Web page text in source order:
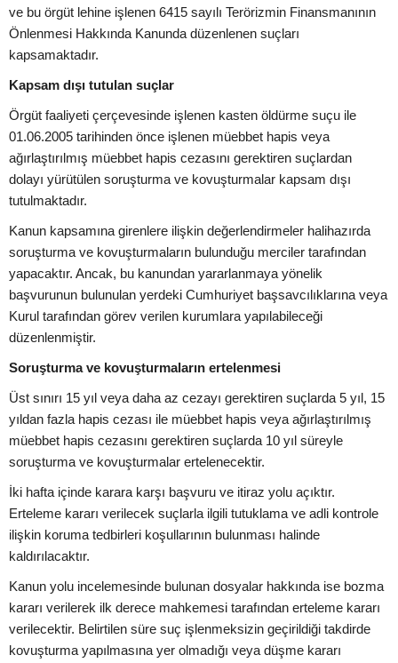
ve bu örgüt lehine işlenen 6415 sayılı Terörizmin Finansmanının
Önlenmesi Hakkında Kanunda düzenlenen suçları
kapsamaktadır.
Kapsam dışı tutulan suçlar
Örgüt faaliyeti çerçevesinde işlenen kasten öldürme suçu ile
01.06.2005 tarihinden önce işlenen müebbet hapis veya
ağırlaştırılmış müebbet hapis cezasını gerektiren suçlardan
dolayı yürütülen soruşturma ve kovuşturmalar kapsam dışı
tutulmaktadır.
Kanun kapsamına girenlere ilişkin değerlendirmeler halihazırda
soruşturma ve kovuşturmaların bulunduğu merciler tarafından
yapacaktır. Ancak, bu kanundan yararlanmaya yönelik
başvurunun bulunulan yerdeki Cumhuriyet başsavcılıklarına veya
Kurul tarafından görev verilen kurumlara yapılabileceği
düzenlenmiştir.
Soruşturma ve kovuşturmaların ertelenmesi
Üst sınırı 15 yıl veya daha az cezayı gerektiren suçlarda 5 yıl, 15
yıldan fazla hapis cezası ile müebbet hapis veya ağırlaştırılmış
müebbet hapis cezasını gerektiren suçlarda 10 yıl süreyle
soruşturma ve kovuşturmalar ertelenecektir.
İki hafta içinde karara karşı başvuru ve itiraz yolu açıktır.
Erteleme kararı verilecek suçlarla ilgili tutuklama ve adli kontrole
ilişkin koruma tedbirleri koşullarının bulunması halinde
kaldırılacaktır.
Kanun yolu incelemesinde bulunan dosyalar hakkında ise bozma
kararı verilerek ilk derece mahkemesi tarafından erteleme kararı
verilecektir. Belirtilen süre suç işlenmeksizin geçirildiği takdirde
kovuşturma yapılmasına yer olmadığı veya düşme kararı